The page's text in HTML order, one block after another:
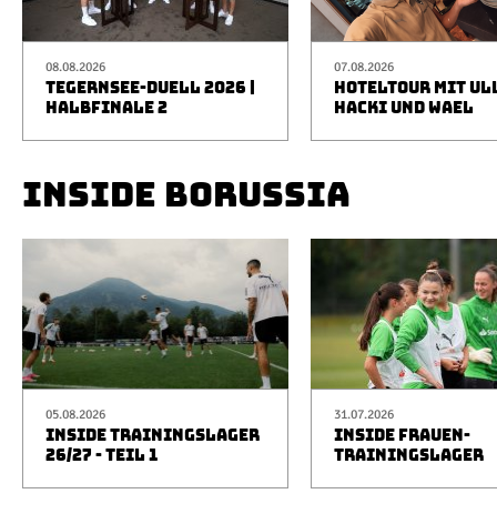
08.08.2026
TEGERNSEE-DUELL 2026 |
HALBFINALE 2
07.08.2026
HOTELTOUR MIT
HACKI UND WAEL
INSIDE BORUSSIA
05.08.2026
INSIDE TRAININGSLAGER
26/27 - TEIL 1
31.07.2026
INSIDE FRAUEN-
TRAININGSLAGER